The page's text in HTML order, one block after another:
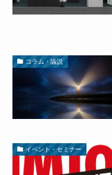
コラム・論説
イベント・セミナー